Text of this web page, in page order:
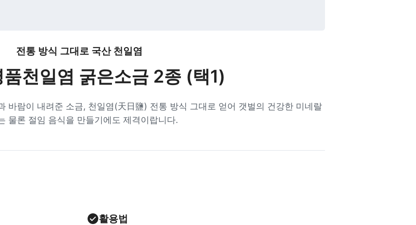
전통 방식 그대로 국산 천일염
천일염 굵은소금 2종 (택1)
바람이 내려준 소금, 천일염(天日鹽) 전통 방식 그대로 얻어 갯벌의 건강한 미네랄
물론 절임 음식을 만들기에도 제격이랍니다.
활용법